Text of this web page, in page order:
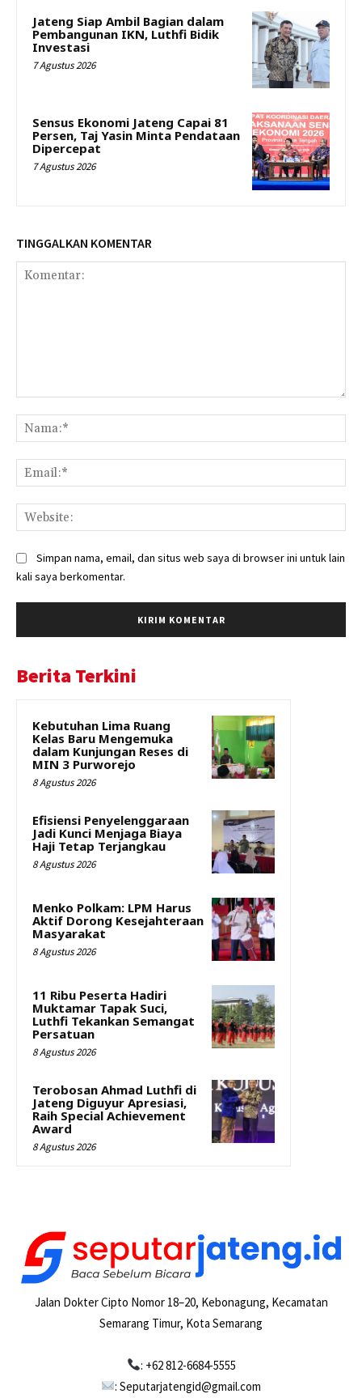
Jateng Siap Ambil Bagian dalam
Pembangunan IKN, Luthfi Bidik
Investasi
7 Agustus 2026
Sensus Ekonomi Jateng Capai 81
Persen, Taj Yasin Minta Pendataan
Dipercepat
7 Agustus 2026
TINGGALKAN KOMENTAR
Simpan nama, email, dan situs web saya di browser ini untuk lain
kali saya berkomentar.
Berita Terkini
Kebutuhan Lima Ruang
Kelas Baru Mengemuka
dalam Kunjungan Reses di
MIN 3 Purworejo
8 Agustus 2026
Efisiensi Penyelenggaraan
Jadi Kunci Menjaga Biaya
Haji Tetap Terjangkau
8 Agustus 2026
Menko Polkam: LPM Harus
Aktif Dorong Kesejahteraan
Masyarakat
8 Agustus 2026
11 Ribu Peserta Hadiri
Muktamar Tapak Suci,
Luthfi Tekankan Semangat
Persatuan
8 Agustus 2026
Terobosan Ahmad Luthfi di
Jateng Diguyur Apresiasi,
Raih Special Achievement
Award
8 Agustus 2026
Jalan Dokter Cipto Nomor 18–20, Kebonagung, Kecamatan
Semarang Timur, Kota Semarang
: +62 812-6684-5555
: Seputarjatengid@gmail.com